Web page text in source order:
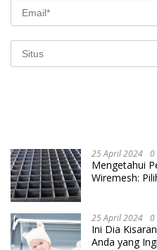
25 April 2024 0
Mengetahui
Wiremesh:
25 April 2024 0
Ini Dia
Anda yang